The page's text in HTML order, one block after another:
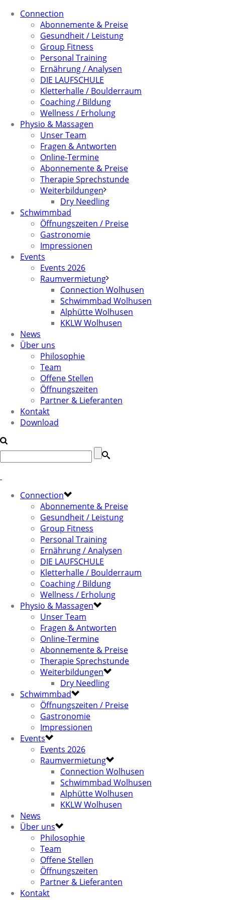
Connection
Abonnemente & Preise
Gesundheit / Leistung
Group Fitness
Personal Training
Ernährung / Analysen
DIE LAUFSCHULE
Kletterhalle / Boulderraum
Coaching / Bildung
Wellness / Erholung
Physio & Massagen
Unser Team
Fragen & Antworten
Online-Termine
Abonnemente & Preise
Therapie Sprechstunde
Weiterbildungen
Dry Needling
Schwimmbad
Öffnungszeiten / Preise
Gastronomie
Impressionen
Events
Events 2026
Raumvermietung
Connection Wolhusen
Schwimmbad Wolhusen
Alphütte Wolhusen
KKLW Wolhusen
News
Über uns
Philosophie
Team
Offene Stellen
Öffnungszeiten
Partner & Lieferanten
Kontakt
Download
Connection
Abonnemente & Preise
Gesundheit / Leistung
Group Fitness
Personal Training
Ernährung / Analysen
DIE LAUFSCHULE
Kletterhalle / Boulderraum
Coaching / Bildung
Wellness / Erholung
Physio & Massagen
Unser Team
Fragen & Antworten
Online-Termine
Abonnemente & Preise
Therapie Sprechstunde
Weiterbildungen
Dry Needling
Schwimmbad
Öffnungszeiten / Preise
Gastronomie
Impressionen
Events
Events 2026
Raumvermietung
Connection Wolhusen
Schwimmbad Wolhusen
Alphütte Wolhusen
KKLW Wolhusen
News
Über uns
Philosophie
Team
Offene Stellen
Öffnungszeiten
Partner & Lieferanten
Kontakt